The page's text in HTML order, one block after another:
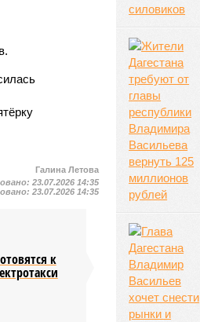
Галина Летова
23.07.2026 14:35
23.07.2026 14:35
к